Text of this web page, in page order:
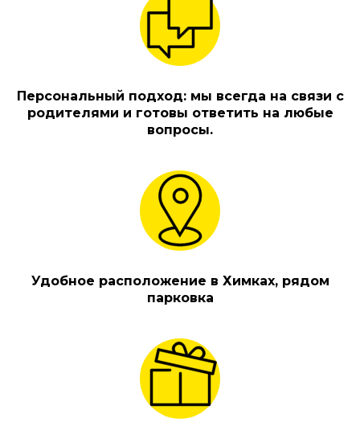
Персональный подход: мы всегда на связи с
родителями и готовы ответить на любые
вопросы.
Удобное расположение в Химках, рядом
парковка